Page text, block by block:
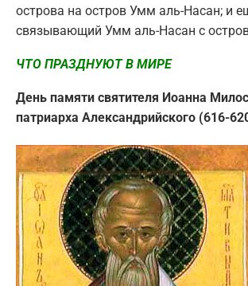
острова на остров Умм аль-Насан; и
связывающий Умм аль-Насан с
ЧТО ПРАЗДНУЮТ В МИРЕ
День памяти святителя Иоанна
патриарха Александрийского (616-